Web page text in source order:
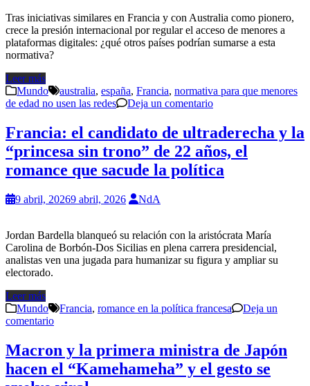
Tras iniciativas similares en Francia y con Australia como pionero,
crece la presión internacional por regular el acceso de menores a
plataformas digitales: ¿qué otros países podrían sumarse a esta
normativa?
Leer más
Mundo
australia, españa, Francia, normativa para que menores
de edad no usen las redes
Deja un comentario
Francia: el candidato de ultraderecha y la
“princesa sin trono” de 22 años, el
romance que sacude la política
9 abril, 20269 abril, 2026 NdA
Jordan Bardella blanqueó su relación con la aristócrata María
Carolina de Borbón-Dos Sicilias en plena carrera presidencial,
analistas ven una jugada para humanizar su figura y ampliar su
electorado.
Leer más
Mundo
Francia, romance en la política francesa
Deja un
comentario
Macron y la primera ministra de Japón
hacen el “Kamehameha” y el gesto se